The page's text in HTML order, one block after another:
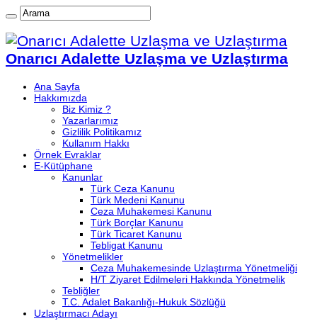
Onarıcı Adalette Uzlaşma ve Uzlaştırma
Ana Sayfa
Hakkımızda
Biz Kimiz ?
Yazarlarımız
Gizlilik Politikamız
Kullanım Hakkı
Örnek Evraklar
E-Kütüphane
Kanunlar
Türk Ceza Kanunu
Türk Medeni Kanunu
Ceza Muhakemesi Kanunu
Türk Borçlar Kanunu
Türk Ticaret Kanunu
Tebligat Kanunu
Yönetmelikler
Ceza Muhakemesinde Uzlaştırma Yönetmeliği
H/T Ziyaret Edilmeleri Hakkında Yönetmelik
Tebliğler
T.C. Adalet Bakanlığı-Hukuk Sözlüğü
Uzlaştırmacı Adayı